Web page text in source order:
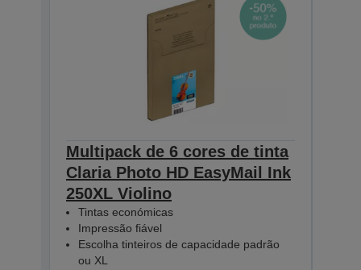
Multipack de 6 cores de tinta
Claria Photo HD EasyMail Ink
250XL Violino
Tintas económicas
Impressão fiável
Escolha tinteiros de capacidade padrão
ou XL